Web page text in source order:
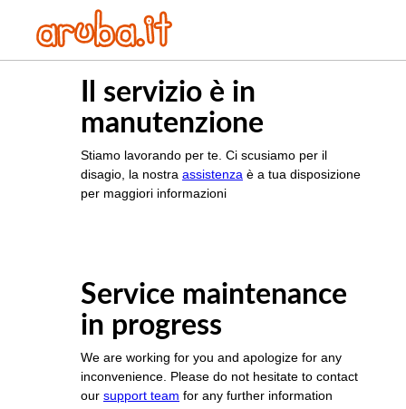
Il servizio è in
manutenzione
Stiamo lavorando per te. Ci scusiamo per il
disagio, la nostra assistenza è a tua disposizione
per maggiori informazioni
Service maintenance
in progress
We are working for you and apologize for any
inconvenience. Please do not hesitate to contact
our support team for any further information